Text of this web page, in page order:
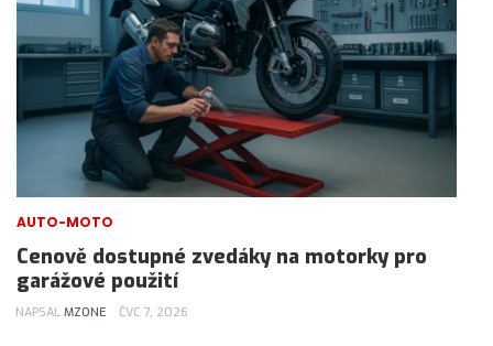
AUTO-MOTO
Cenově dostupné zvedáky na motorky pro
garážové použití
NAPSAL MZONE ČVC 7, 2026